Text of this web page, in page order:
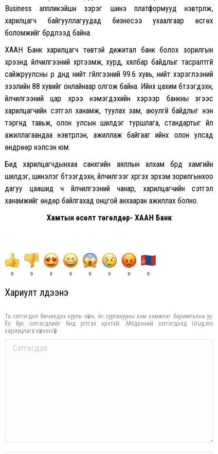
Business аппликэйшн зэрэг шинэ платформууд нэвтрүүлж,
харилцагч байгууллагуудад бизнесээ ухаалгаар өсгөх
боломжийг бүрдүүлээд байна.
ХААН Банк харилцагч төвтэй дижитал банк болох зорилгын
хүрээнд үйлчилгээний хүртээмж, хурд, хялбар байдлыг тасралтгүй
сайжруулсны үр дүнд нийт гүйлгээний 99.6 хувь, нийт хэрэглээний
зээлийн 88 хувийг онлайнаар олгож байна. Ийнхүү цахим бүтээгдэхүүн,
үйлчилгээний цар хүрээ нэмэгдэхийн хэрээр банкны зүгээс
харилцагчийн сэтгэл ханамж, туулах зам, аюулгүй байдлыг нэн
тэргүүнд тавьж, олон улсын шилдэг туршлага, стандартыг үйл
ажиллагаандаа нэвтрүүлэн, ажиллаж байгааг ийнхүү олон улсад
өндрөөр үнэлсэн юм.
Бид харилцагчдынхаа санхүүгийн аяллын алхам бүрд хамгийн
шилдэг, шинэлэг бүтээгдэхүүн, үйлчилгээг хүргэх эрхэм зорилгынхоо
дагуу цаашид ч үйлчилгээний чанар, харилцагчийн сэтгэл
ханамжийг өндөр байлгахад онцгой анхааран ажиллах болно.
Хамтын өсөлт төгөлдөр- ХААН Банк
0 0 0 0 0 0 0 0
Хариулт үлдээнэ үү
Та сэтгэгдэл бичихдээ хууль зүйн, ёс суртахууны хэм хэмжээг баримтална уу.
Ёс бус сэтгэгдлийг бид устгах эрхтэй. Мэдээний сэтгэгдэлд Urug.mn
хариуцлага хүлээхгүй.
Comment